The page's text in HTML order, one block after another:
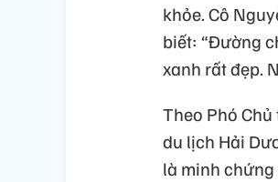
khỏe. Cô
biết: “Đường
xanh rất đẹp.
Theo Phó
du lịch Hải
là minh